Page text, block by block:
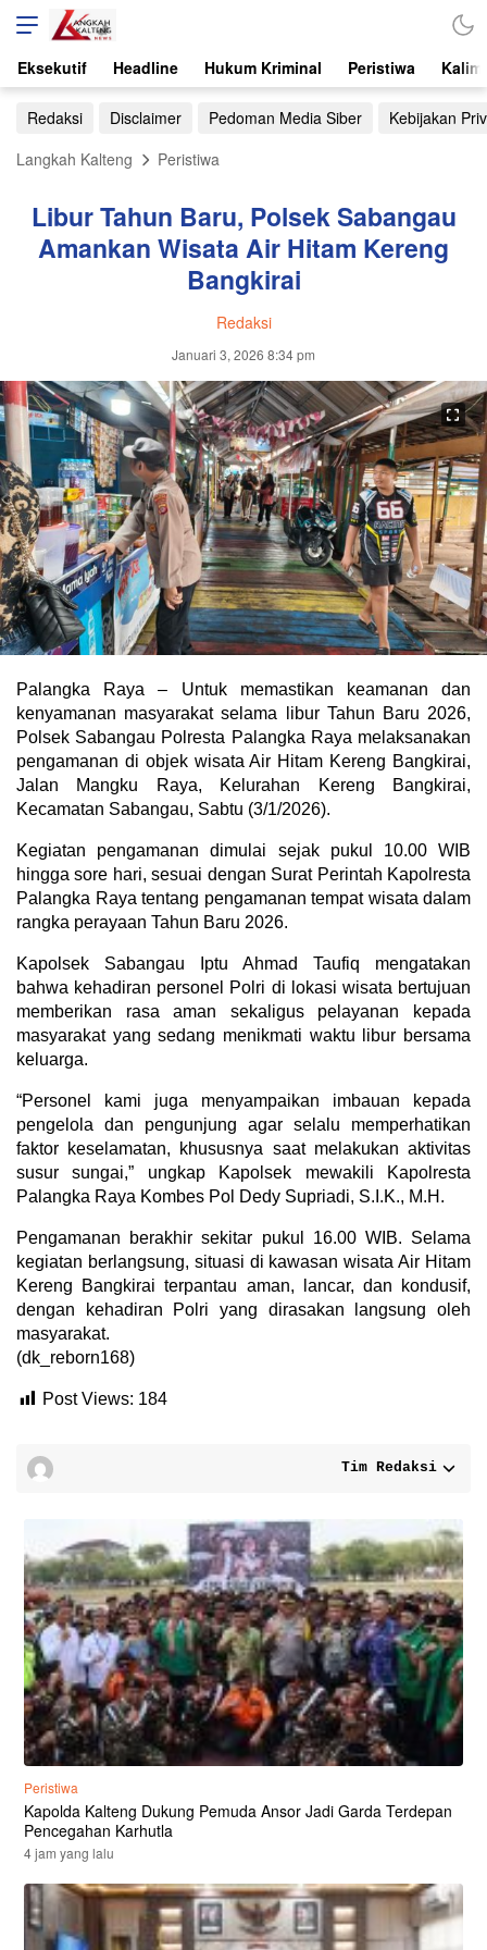
Eksekutif Headline Hukum Kriminal Peristiwa
Redaksi Disclaimer Pedoman Media Siber
Kebijakan
Langkah Kalteng
Peristiwa
Libur Tahun Baru, Polsek Sabangau
Amankan Wisata Air Hitam Kereng
Bangkirai
Redaksi
Januari 3, 2026 8:34 pm
Palangka Raya – Untuk memastikan keamanan dan
kenyamanan masyarakat selama libur Tahun Baru 2026,
Polsek Sabangau Polresta Palangka Raya melaksanakan
pengamanan di objek wisata Air Hitam Kereng Bangkirai,
Jalan Mangku Raya, Kelurahan Kereng Bangkirai,
Kecamatan Sabangau, Sabtu (3/1/2026).
Kegiatan pengamanan dimulai sejak pukul 10.00 WIB
hingga sore hari, sesuai dengan Surat Perintah Kapolresta
Palangka Raya tentang pengamanan tempat wisata dalam
rangka perayaan Tahun Baru 2026.
Kapolsek Sabangau Iptu Ahmad Taufiq mengatakan
bahwa kehadiran personel Polri di lokasi wisata bertujuan
memberikan rasa aman sekaligus pelayanan kepada
masyarakat yang sedang menikmati waktu libur bersama
keluarga.
“Personel kami juga menyampaikan imbauan kepada
pengelola dan pengunjung agar selalu memperhatikan
faktor keselamatan, khususnya saat melakukan aktivitas
susur sungai,” ungkap Kapolsek mewakili Kapolresta
Palangka Raya Kombes Pol Dedy Supriadi, S.I.K., M.H.
Pengamanan berakhir sekitar pukul 16.00 WIB. Selama
kegiatan berlangsung, situasi di kawasan wisata Air Hitam
Kereng Bangkirai terpantau aman, lancar, dan kondusif,
dengan kehadiran Polri yang dirasakan langsung oleh
masyarakat.
(dk_reborn168)
Post Views: 184
Tim Redaksi
Peristiwa
Kapolda Kalteng Dukung Pemuda Ansor Jadi Garda Terdepan
Pencegahan Karhutla
4 jam yang lalu